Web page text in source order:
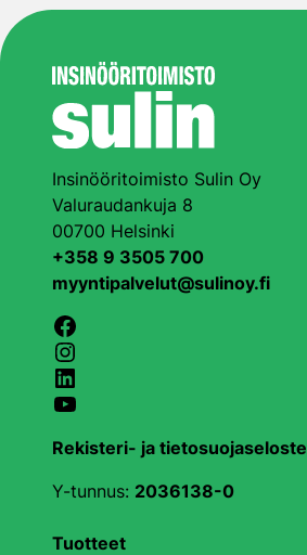
Insinööritoimisto Sulin Oy
Valuraudankuja 8
00700 Helsinki
+358 9 3505 700
myyntipalvelut@sulinoy.fi
Facebook
Instagram
LinkedIn
YouTube
Rekisteri- ja tietosuojaseloste
Y-tunnus: 2036138-0
Tuotteet